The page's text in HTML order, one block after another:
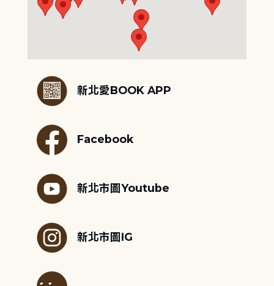
新北愛BOOK APP
Facebook
新北市圖Youtube
新北市圖IG